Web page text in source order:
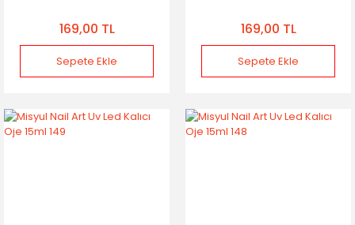
169,00 TL
Sepete Ekle
169,00 TL
Sepete Ekle